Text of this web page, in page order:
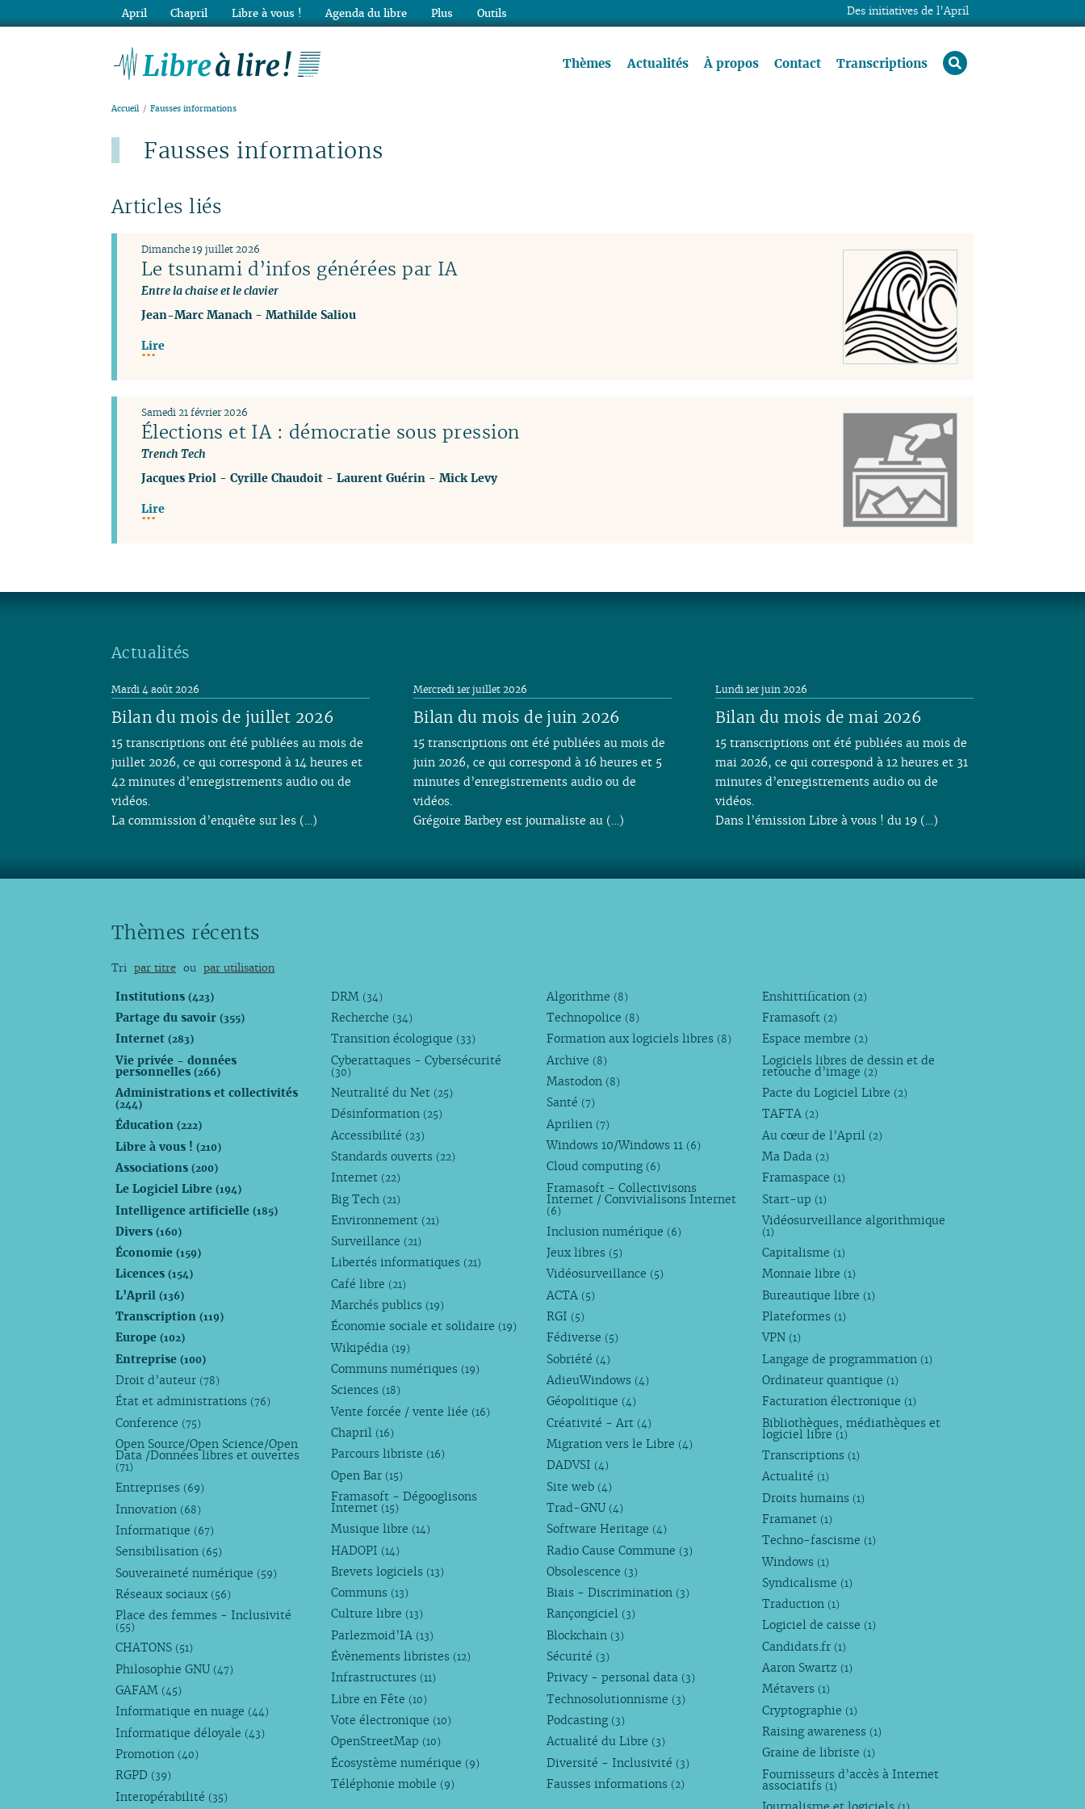
Thèmes Actualités À propos Contact Transcriptions rechercher
Accueil Fausses informations
Fausses informations
Articles liés
Le tsunami d’infos générées par IA
Entre la chaise et le clavier
Dimanche 19 juillet 2026
Jean-Marc Manach- Mathilde Saliou
Lire
Élections et IA : démocratie sous pression
Trench Tech
Samedi 21 février 2026
Jacques Priol- Cyrille Chaudoit- Laurent Guérin- Mick Levy
Lire
Actualités
Bilan du mois de juillet 2026
Mardi 4 août 2026
15 transcriptions ont été publiées au mois de
juillet 2026, ce qui correspond à 14 heures et
42 minutes d’enregistrements audio ou de
vidéos.
La commission d’enquête sur les (…)
Bilan du mois de juin 2026
Mercredi 1er juillet 2026
15 transcriptions ont été publiées au mois de
juin 2026, ce qui correspond à 16 heures et 5
minutes d’enregistrements audio ou de
vidéos.
Grégoire Barbey est journaliste au (…)
Bilan du mois de mai 2026
Lundi 1er juin 2026
15 transcriptions ont été publiées au mois de
mai 2026, ce qui correspond à 12 heures et 31
minutes d’enregistrements audio ou de
vidéos.
Dans l’émission Libre à vous ! du 19 (…)
Thèmes récents
Tri par titre ou par utilisation
Institutions(423)
Partage du savoir(355)
Internet(283)
Vie privée - données
personnelles(266)
Administrations et collectivités
(244)
Éducation(222)
Libre à vous !(210)
Associations(200)
Le Logiciel Libre(194)
Intelligence artificielle(185)
Divers(160)
Économie(159)
Licences(154)
L’April(136)
Transcription(119)
Europe(102)
Entreprise(100)
Droit d’auteur (78)
État et administrations (76)
Conference (75)
Open Source/Open Science/Open
Data /Données libres et ouvertes
(71)
Entreprises (69)
Innovation (68)
Informatique (67)
Sensibilisation (65)
Souveraineté numérique (59)
Réseaux sociaux (56)
Place des femmes - Inclusivité
(55)
CHATONS (51)
Philosophie GNU (47)
GAFAM (45)
Informatique en nuage (44)
Informatique déloyale (43)
Promotion (40)
RGPD (39)
Interopérabilité (35)
DRM (34)
Recherche (34)
Transition écologique (33)
Cyberattaques - Cybersécurité
(30)
Neutralité du Net (25)
Désinformation (25)
Accessibilité (23)
Standards ouverts (22)
Internet (22)
Big Tech (21)
Environnement (21)
Surveillance (21)
Libertés informatiques (21)
Café libre (21)
Marchés publics (19)
Économie sociale et solidaire (19)
Wikipédia (19)
Communs numériques (19)
Sciences (18)
Vente forcée / vente liée (16)
Chapril (16)
Parcours libriste (16)
Open Bar (15)
Framasoft - Dégooglisons
Internet (15)
Musique libre (14)
HADOPI (14)
Brevets logiciels (13)
Communs (13)
Culture libre (13)
Parlezmoid’IA (13)
Évènements libristes (12)
Infrastructures (11)
Libre en Fête (10)
Vote électronique (10)
OpenStreetMap (10)
Écosystème numérique (9)
Téléphonie mobile (9)
Algorithme (8)
Technopolice (8)
Formation aux logiciels libres (8)
Archive (8)
Mastodon (8)
Santé (7)
Aprilien (7)
Windows 10/Windows 11 (6)
Cloud computing (6)
Framasoft - Collectivisons
Internet / Convivialisons Internet
(6)
Inclusion numérique (6)
Jeux libres (5)
Vidéosurveillance (5)
ACTA (5)
RGI (5)
Fédiverse (5)
Sobriété (4)
AdieuWindows (4)
Géopolitique (4)
Créativité - Art (4)
Migration vers le Libre (4)
DADVSI (4)
Site web (4)
Trad-GNU (4)
Software Heritage (4)
Radio Cause Commune (3)
Obsolescence (3)
Biais - Discrimination (3)
Rançongiciel (3)
Blockchain (3)
Sécurité (3)
Privacy - personal data (3)
Technosolutionnisme (3)
Podcasting (3)
Actualité du Libre (3)
Diversité - Inclusivité (3)
Fausses informations (2)
Enshittification (2)
Framasoft (2)
Espace membre (2)
Logiciels libres de dessin et de
retouche d’image (2)
Pacte du Logiciel Libre (2)
TAFTA (2)
Au cœur de l’April (2)
Ma Dada (2)
Framaspace (1)
Start-up (1)
Vidéosurveillance algorithmique
(1)
Capitalisme (1)
Monnaie libre (1)
Bureautique libre (1)
Plateformes (1)
VPN (1)
Langage de programmation (1)
Ordinateur quantique (1)
Facturation électronique (1)
Bibliothèques, médiathèques et
logiciel libre (1)
Transcriptions (1)
Actualité (1)
Droits humains (1)
Framanet (1)
Techno-fascisme (1)
Windows (1)
Syndicalisme (1)
Traduction (1)
Logiciel de caisse (1)
Candidats.fr (1)
Aaron Swartz (1)
Métavers (1)
Cryptographie (1)
Raising awareness (1)
Graine de libriste (1)
Fournisseurs d’accès à Internet
associatifs (1)
Des initiatives de l’April
April Chapril Libre à vous ! Agenda du libre Plus Outils